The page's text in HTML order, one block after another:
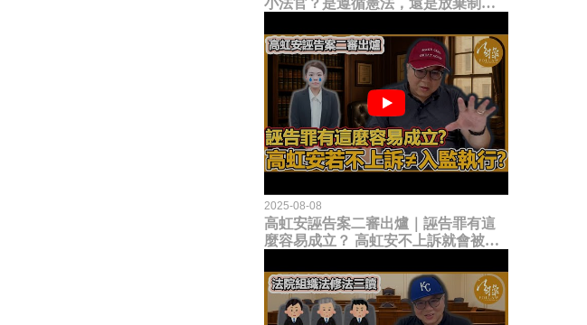
小法官？是遵循憲法，還是放棄制衡
2025-08-08
高虹安誣告案二審出爐｜誣告罪有這
麼容易成立？ 高虹安不上訴就會被